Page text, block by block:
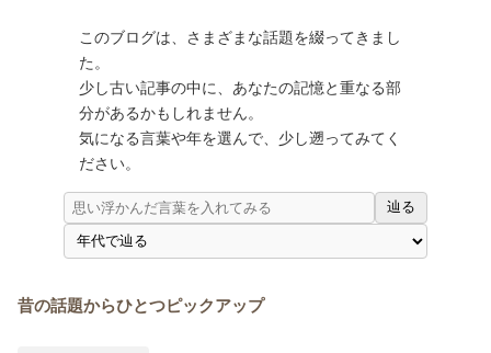
このブログは、さまざまな話題を綴ってきまし
た。
少し古い記事の中に、あなたの記憶と重なる部
分があるかもしれません。
気になる言葉や年を選んで、少し遡ってみてく
ださい。
辿る
昔の話題からひとつピックアップ